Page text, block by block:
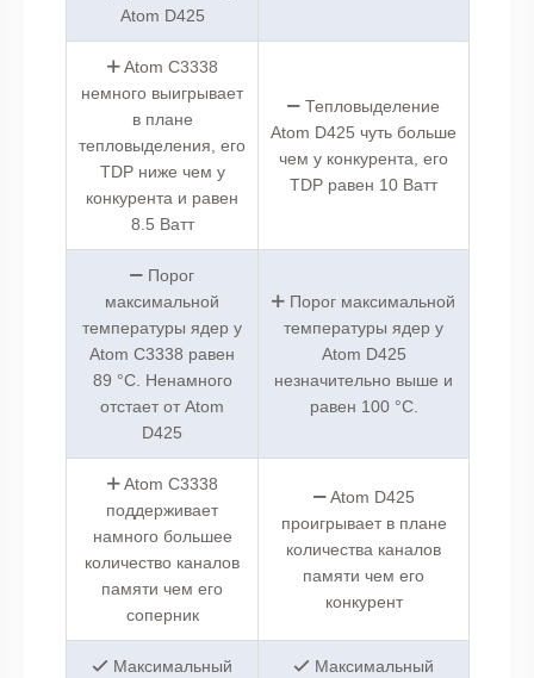
Atom D425
Atom C3338
немного выигрывает
в плане
тепловыделения, его
TDP ниже чем у
конкурента и равен
8.5 Ватт
Тепловыделение
Atom D425 чуть больше
чем у конкурента, его
TDP равен 10 Ватт
Порог
максимальной
температуры ядер у
Atom C3338 равен
89 °C. Ненамного
отстает от Atom
D425
Порог максимальной
температуры ядер у
Atom D425
незначительно выше и
равен 100 °C.
Atom C3338
поддерживает
намного большее
количество каналов
памяти чем его
соперник
Atom D425
проигрывает в плане
количества каналов
памяти чем его
конкурент
Максимальный
Максимальный